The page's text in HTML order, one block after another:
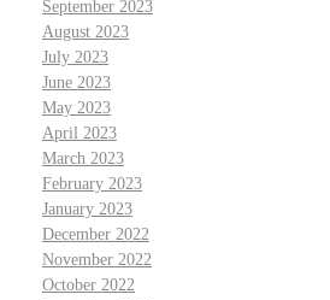
September 2023
August 2023
July 2023
June 2023
May 2023
April 2023
March 2023
February 2023
January 2023
December 2022
November 2022
October 2022